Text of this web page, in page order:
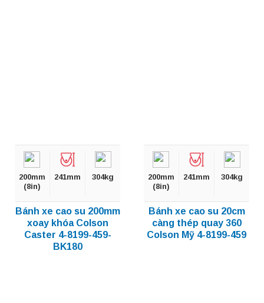
200mm
(8in)
241mm 304kg
Bánh xe cao su 200mm
xoay khóa Colson
Caster 4-8199-459-
BK180
200mm
(8in)
241mm 304kg
Bánh xe cao su 20cm
càng thép quay 360
Colson Mỹ 4-8199-459